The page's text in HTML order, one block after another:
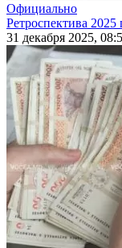
Официально
Ретроспектива
31 декабря 2025,